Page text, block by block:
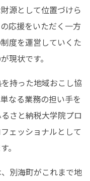
源として位置づけら
応援をいただく一方
度を運営していくた
現状です。
持った地域おこし協
なる業務の担い手を
さと納税大学院プロ
ェッショナルとして
。
別海町がこれまで地